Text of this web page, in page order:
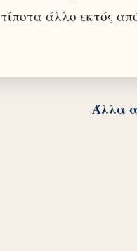
τίποτα άλλο εκτός
Άλλα